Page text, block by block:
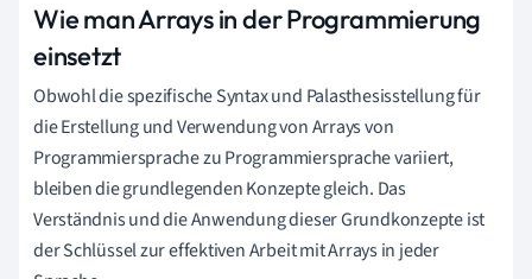
Wie man Arrays in der Programmierung
einsetzt
Obwohl die spezifische Syntax und Palasthesisstellung für
die Erstellung und Verwendung von Arrays von
Programmiersprache zu Programmiersprache variiert,
bleiben die grundlegenden Konzepte gleich. Das
Verständnis und die Anwendung dieser Grundkonzepte ist
der Schlüssel zur effektiven Arbeit mit Arrays in jeder